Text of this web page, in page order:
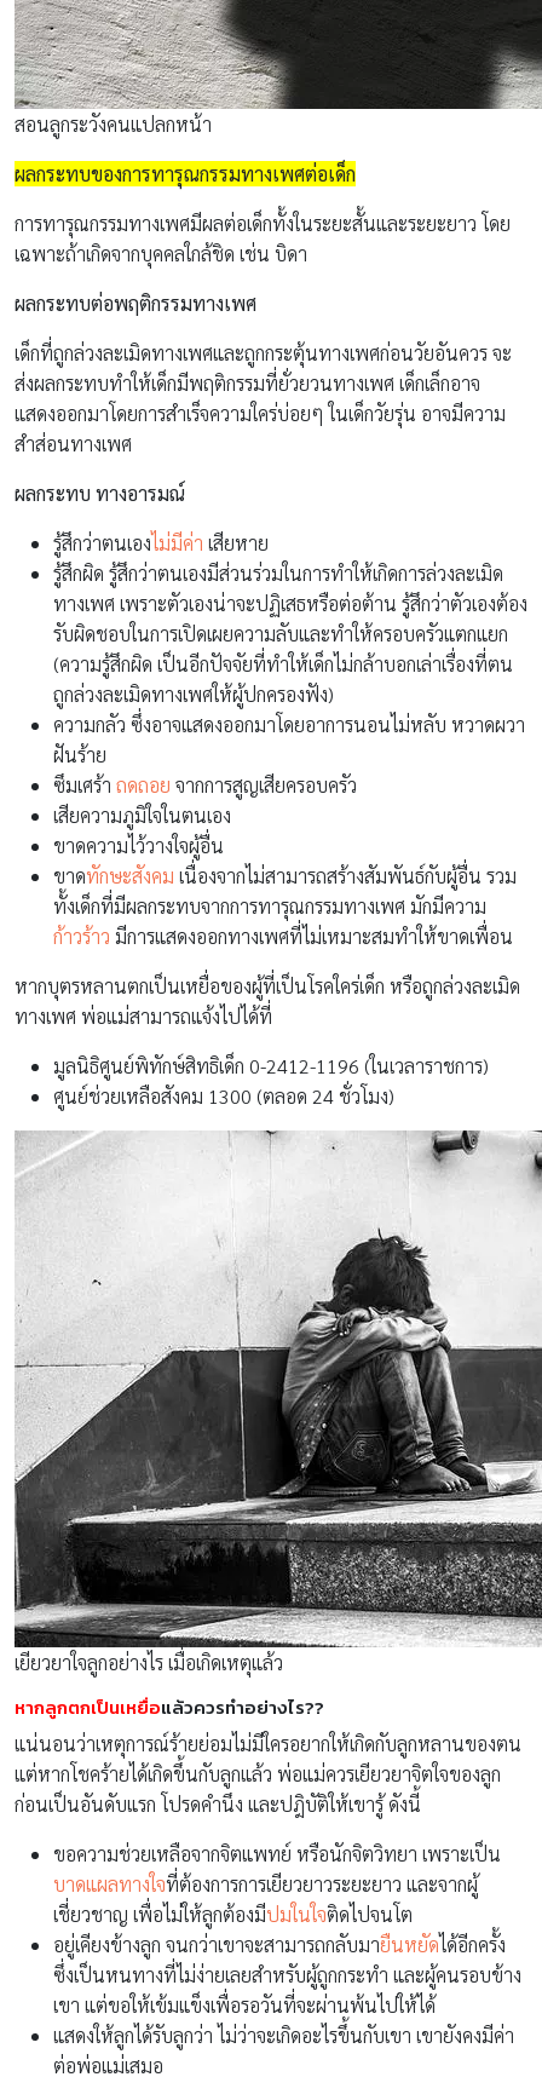
สอนลูกระวังคนแปลกหน้า
ผลกระทบของการทารุณกรรมทางเพศต่อเด็ก
การทารุณกรรมทางเพศมีผลต่อเด็กทั้งในระยะสั้นและระยะยาว โดย
เฉพาะถ้าเกิดจากบุคคลใกล้ชิด เช่น บิดา
ผลกระทบต่อพฤติกรรมทางเพศ
เด็กที่ถูกล่วงละเมิดทางเพศและถูกกระตุ้นทางเพศก่อนวัยอันควร จะ
ส่งผลกระทบทำให้เด็กมีพฤติกรรมที่ยั่วยวนทางเพศ เด็กเล็กอาจ
แสดงออกมาโดยการสำเร็จความใคร่บ่อยๆ ในเด็กวัยรุ่น อาจมีความ
สำส่อนทางเพศ
ผลกระทบ ทางอารมณ์
รู้สึกว่าตนเองไม่มีค่า เสียหาย
รู้สึกผิด รู้สึกว่าตนเองมีส่วนร่วมในการทำให้เกิดการล่วงละเมิด
ทางเพศ เพราะตัวเองน่าจะปฏิเสธหรือต่อต้าน รู้สึกว่าตัวเองต้อง
รับผิดชอบในการเปิดเผยความลับและทำให้ครอบครัวแตกแยก
(ความรู้สึกผิด เป็นอีกปัจจัยที่ทำให้เด็กไม่กล้าบอกเล่าเรื่องที่ตน
ถูกล่วงละเมิดทางเพศให้ผู้ปกครองฟัง)
ความกลัว ซึ่งอาจแสดงออกมาโดยอาการนอนไม่หลับ หวาดผวา
ฝันร้าย
ซึมเศร้า ถดถอย จากการสูญเสียครอบครัว
เสียความภูมิใจในตนเอง
ขาดความไว้วางใจผู้อื่น
ขาดทักษะสังคม เนื่องจากไม่สามารถสร้างสัมพันธ์กับผู้อื่น รวม
ทั้งเด็กที่มีผลกระทบจากการทารุณกรรมทางเพศ มักมีความ
ก้าวร้าว มีการแสดงออกทางเพศที่ไม่เหมาะสมทำให้ขาดเพื่อน
หากบุตรหลานตกเป็นเหยื่อของผู้ที่เป็นโรคใคร่เด็ก หรือถูกล่วงละเมิด
ทางเพศ พ่อแม่สามารถแจ้งไปได้ที่
มูลนิธิศูนย์พิทักษ์สิทธิเด็ก 0-2412-1196 (ในเวลาราชการ)
ศูนย์ช่วยเหลือสังคม 1300 (ตลอด 24 ชั่วโมง)
เยียวยาใจลูกอย่างไร เมื่อเกิดเหตุแล้ว
หากลูกตกเป็นเหยื่อแล้วควรทำอย่างไร??
แน่นอนว่าเหตุการณ์ร้ายย่อมไม่มีใครอยากให้เกิดกับลูกหลานของตน
แต่หากโชคร้ายได้เกิดขึ้นกับลูกแล้ว พ่อแม่ควรเยียวยาจิตใจของลูก
ก่อนเป็นอันดับแรก โปรดคำนึง และปฎิบัติให้เขารู้ ดังนี้
ขอความช่วยเหลือจากจิตแพทย์ หรือนักจิตวิทยา เพราะเป็น
บาดแผลทางใจที่ต้องการการเยียวยาวระยะยาว และจากผู้
เชี่ยวชาญ เพื่อไม่ให้ลูกต้องมีปมในใจติดไปจนโต
อยู่เคียงข้างลูก จนกว่าเขาจะสามารถกลับมายืนหยัดได้อีกครั้ง
ซึ่งเป็นหนทางที่ไม่ง่ายเลยสำหรับผู้ถูกกระทำ และผู้คนรอบข้าง
เขา แต่ขอให้เข้มแข็งเพื่อรอวันที่จะผ่านพ้นไปให้ได้
แสดงให้ลูกได้รับลูกว่า ไม่ว่าจะเกิดอะไรขึ้นกับเขา เขายังคงมีค่า
ต่อพ่อแม่เสมอ